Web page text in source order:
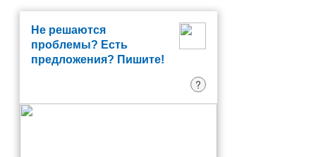
Не решаются
проблемы? Есть
предложения? Пишите!
?